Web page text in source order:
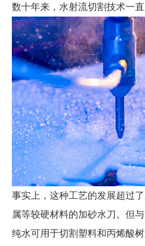
数十年来，水射流切割技术一
事实上，这种工艺的发展超过
属等较硬材料的加砂水刀。但
纯水可用于切割塑料和丙烯酸树